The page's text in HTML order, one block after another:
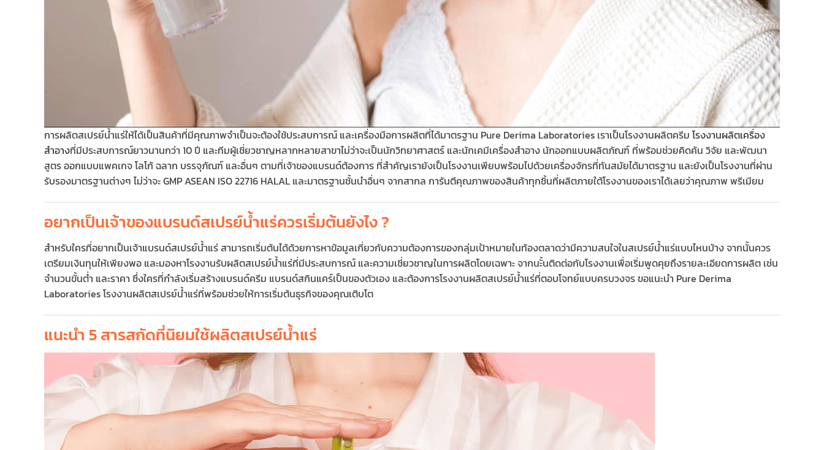
การผลิตสเปรย์น้ำแร่ให้ได้เป็นสินค้าที่มีคุณภาพจำเป็นจะต้องใช้ประสบการณ์ และเครื่องมือการผลิตที่ได้มาตรฐาน Pure Derima Laboratories เราเป็นโรงงานผลิตครีม โรงงานผลิตเครื่อง
สำอางที่มีประสบการณ์ยาวนานกว่า 10 ปี และทีมผู้เชี่ยวชาญหลากหลายสาขาไม่ว่าจะเป็นนักวิทยาศาสตร์ และนักเคมีเครื่องสำอาง นักออกแบบผลิตภัณฑ์ ที่พร้อมช่วยคิดค้น วิจัย และพัฒนา
สูตร ออกแบบแพคเกจ โลโก้ ฉลาก บรรจุภัณฑ์ และอื่นๆ ตามที่เจ้าของแบรนด์ต้องการ ที่สำคัญเรายังเป็นโรงงานเพียบพร้อมไปด้วยเครื่องจักรที่ทันสมัยได้มาตรฐาน และยังเป็นโรงงานที่ผ่าน
รับรองมาตรฐานต่างๆ ไม่ว่าจะ GMP ASEAN ISO 22716 HALAL และมาตรฐานชั้นนำอื่นๆ จากสากล การันตีคุณภาพของสินค้าทุกชิ้นที่ผลิตภายใต้โรงงานของเราได้เลยว่าคุณภาพ พรีเมียม
อยากเป็นเจ้าของแบรนด์สเปรย์น้ำแร่ควรเริ่มต้นยังไง ?
สำหรับใครที่อยากเป็นเจ้าแบรนด์สเปรย์น้ำแร่ สามารถเริ่มต้นได้ด้วยการหาข้อมูลเกี่ยวกับความต้องการของกลุ่มเป้าหมายในท้องตลาดว่ามีความสนใจในสเปรย์น้ำแร่แบบไหนบ้าง จากนั้นควร
เตรียมเงินทุนให้เพียงพอ และมองหาโรงงานรับผลิตสเปรย์น้ำแร่ที่มีประสบการณ์ และความเชี่ยวชาญในการผลิตโดยเฉพาะ จากนะั้นติดต่อกับโรงงานเพื่อเริ่มพูดคุยถึงรายละเอียดการผลิต เช่น
จำนวนขั้นต่ำ และราคา ซึ่งใครที่กำลังเริ่มสร้างแบรนด์ครีม แบรนด์สกินแคร์เป็นของตัวเอง และต้องการโรงงานผลิตสเปรย์น้ำแร่ที่ตอบโจทย์แบบครบวงจร ขอแนะนำ Pure Derima
Laboratories โรงงานผลิตสเปรย์น้ำแร่ที่พร้อมช่วยให้การเริ่มต้นธุรกิจของคุณเติบโต
แนะนำ 5 สารสกัดที่นิยมใช้ผลิตสเปรย์น้ำแร่